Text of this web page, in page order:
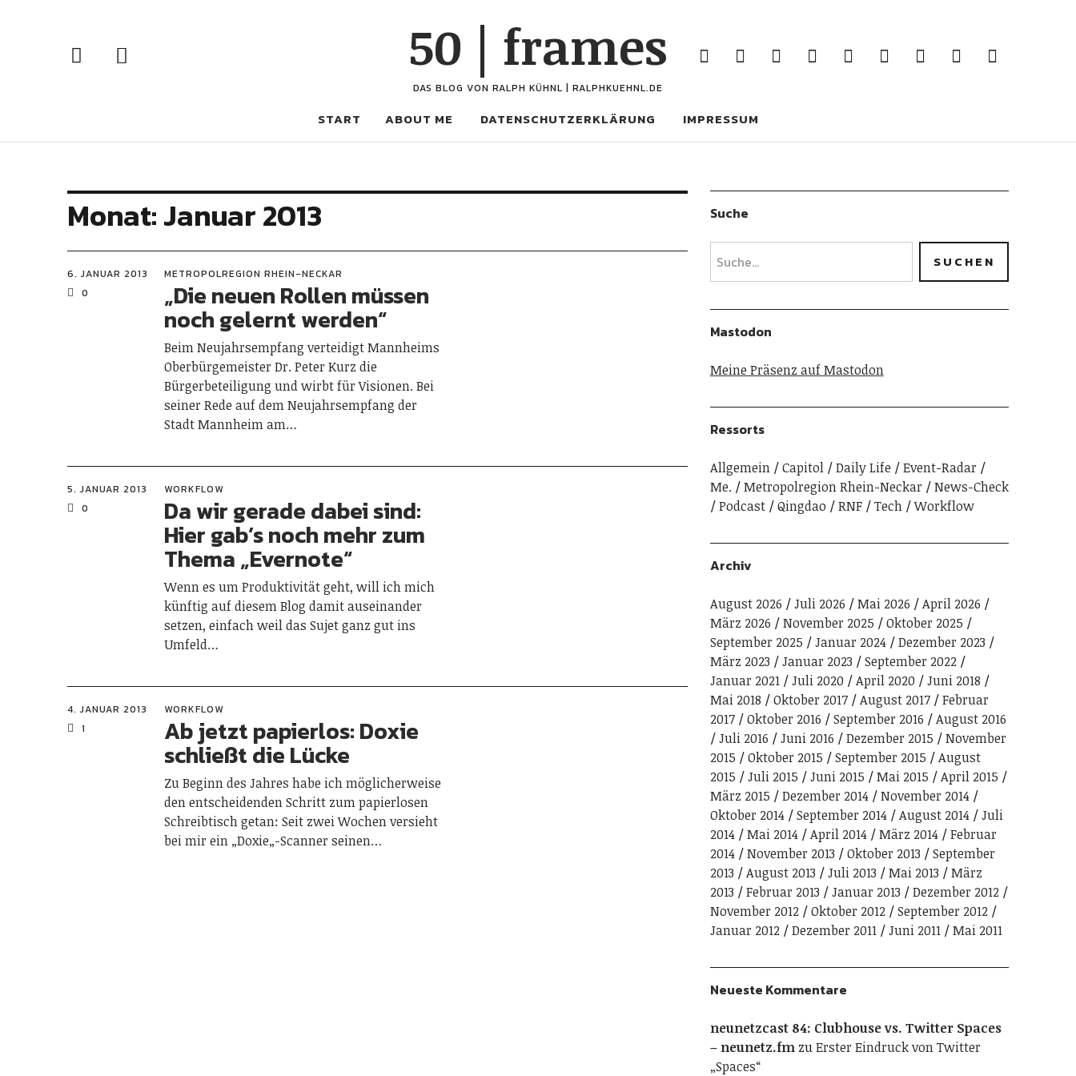
50 | frames
DAS BLOG VON RALPH KÜHNL | RALPHKUEHNL.DE
START ABOUT ME DATENSCHUTZERKLÄRUNG IMPRESSUM
Monat:Januar 2013
6. JANUAR 2013
0
METROPOLREGION RHEIN-NECKAR
„Die neuen Rollen müssen
noch gelernt werden“
Beim Neujahrsempfang verteidigt Mannheims
Oberbürgemeister Dr. Peter Kurz die
Bürgerbeteiligung und wirbt für Visionen. Bei
seiner Rede auf dem Neujahrsempfang der
Stadt Mannheim am…
5. JANUAR 2013
0
WORKFLOW
Da wir gerade dabei sind:
Hier gab’s noch mehr zum
Thema „Evernote“
Wenn es um Produktivität geht, will ich mich
künftig auf diesem Blog damit auseinander
setzen, einfach weil das Sujet ganz gut ins
Umfeld…
4. JANUAR 2013
1
WORKFLOW
Ab jetzt papierlos: Doxie
schließt die Lücke
Zu Beginn des Jahres habe ich möglicherweise
den entscheidenden Schritt zum papierlosen
Schreibtisch getan: Seit zwei Wochen versieht
bei mir ein „Doxie„-Scanner seinen…
Suche
Mastodon
Meine Präsenz auf Mastodon
Ressorts
Allgemein Capitol Daily Life
Event-Radar
Me.
Metropolregion Rhein-Neckar
News-Check
Podcast
Qingdao RNF Tech Workflow
Archiv
August 2026 Juli 2026 Mai 2026
April 2026
März 2026
November 2025
Oktober 2025
September 2025
Januar 2024
Dezember 2023
März 2023
Januar 2023
September 2022
Januar 2021
Juli 2020 April 2020
Juni 2018
Mai 2018
Oktober 2017 August 2017
Februar
2017
Oktober 2016 September 2016
August 2016
Juli 2016
Juni 2016 Dezember 2015
November
2015
Oktober 2015 September 2015
August
2015
Juli 2015 Juni 2015 Mai 2015
April 2015
März 2015
Dezember 2014
November 2014
Oktober 2014
September 2014 August 2014
Juli
2014
Mai 2014 April 2014 März 2014
Februar
2014
November 2013 Oktober 2013
September
2013
August 2013 Juli 2013 Mai 2013
März
2013
Februar 2013 Januar 2013
Dezember 2012
November 2012
Oktober 2012
September 2012
Januar 2012
Dezember 2011 Juni 2011 Mai 2011
Neueste Kommentare
neunetzcast 84: Clubhouse vs. Twitter Spaces
– neunetz.fmzuErster Eindruck von Twitter
„Spaces“